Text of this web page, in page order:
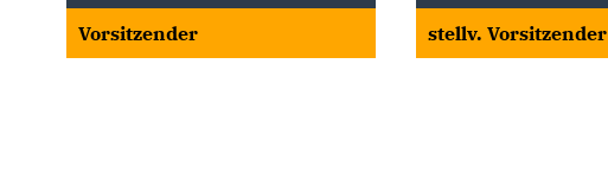
Vorsitzender stellv. Vorsitzender